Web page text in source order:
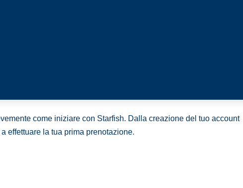
come iniziare con Starfish. Dalla creazione del tuo account
a effettuare la tua prima prenotazione.